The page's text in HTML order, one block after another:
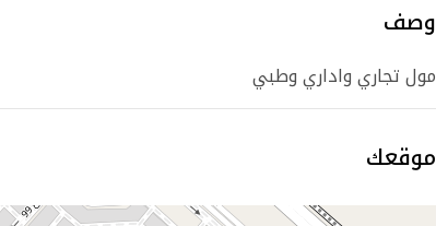
وصف
مول تجاري واداري وطبي
موقعك